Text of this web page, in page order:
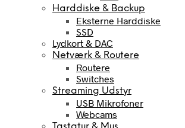
Harddiske & Backup
Eksterne Harddiske
SSD
Lydkort & DAC
Netværk & Routere
Routere
Switches
Streaming Udstyr
USB Mikrofoner
Webcams